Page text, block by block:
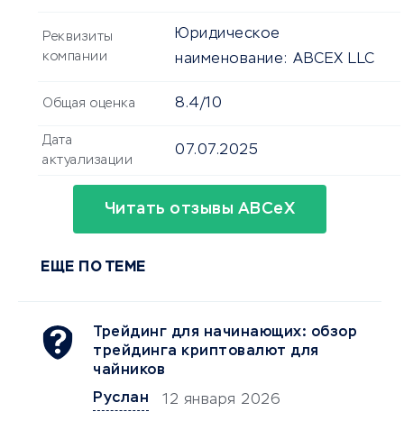
Реквизиты
компании
Юридическое
наименование: ABCEX LLC
Общая оценка 8.4/10
Дата
актуализации
07.07.2025
Читать отзывы ABCeX
ЕЩЕ ПО ТЕМЕ
Трейдинг для начинающих: обзор
трейдинга криптовалют для
чайников
Руслан
12 января 2026